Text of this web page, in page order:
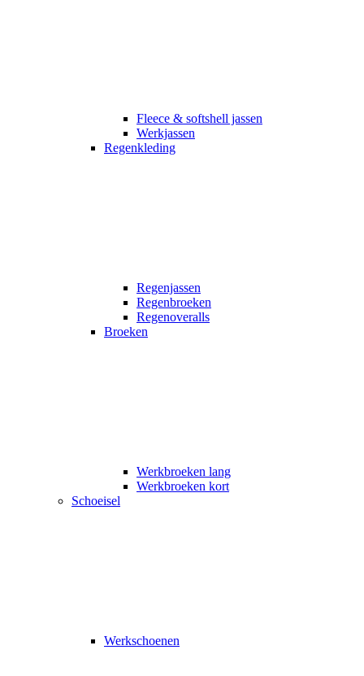
Fleece & softshell jassen
Werkjassen
Regenkleding
Regenjassen
Regenbroeken
Regenoveralls
Broeken
Werkbroeken lang
Werkbroeken kort
Schoeisel
Werkschoenen